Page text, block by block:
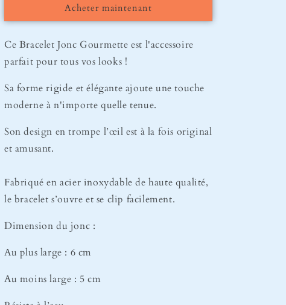
Gold
Acheter maintenant
Ce Bracelet Jonc Gourmette est l'accessoire
parfait pour tous vos looks !
Sa forme rigide et élégante ajoute une touche
moderne à n'importe quelle tenue.
Son design en trompe l’œil est à la fois original
et amusant.
Fabriqué en acier inoxydable de haute qualité,
le bracelet s’ouvre et se clip facilement.
Dimension du jonc :
Au plus large : 6 cm
Au moins large : 5 cm